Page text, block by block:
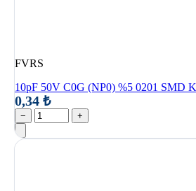
FVRS
10pF 50V C0G (NP0) %5 0201 SMD
0,34 ₺
− +